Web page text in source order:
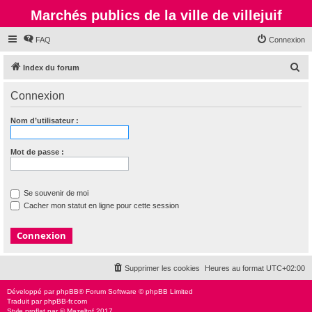
Marchés publics de la ville de villejuif
FAQ Connexion
Index du forum
Connexion
Nom d’utilisateur :
Mot de passe :
Se souvenir de moi
Cacher mon statut en ligne pour cette session
Heures au format UTC+02:00
Supprimer les cookies
Développé parphpBB® Forum Software © phpBB Limited
Traduit parphpBB-fr.com